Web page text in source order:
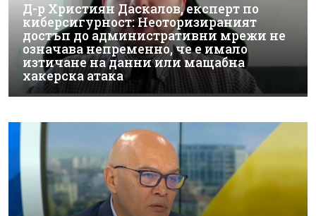
Д-р Християн Даскалов, експерт по
киберсигурност: Неоторизираният
достъп до административни мрежи не
означава непременно, че е имало
изтичане на данни или мащабна
хакерска атака